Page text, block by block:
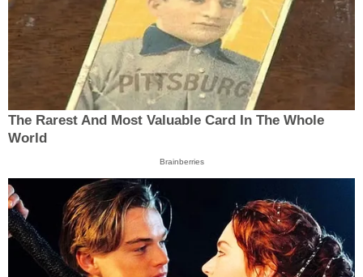
The Rarest And Most Valuable Card In The Whole
World
Brainberries